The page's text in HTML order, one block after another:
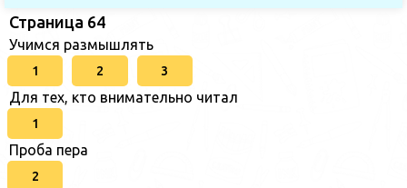
Страница 64
Учимся размышлять
1 2 3
Для тех, кто внимательно читал
1
Проба пера
2